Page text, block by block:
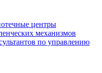
центры
механизмов
по управлению